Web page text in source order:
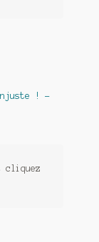
! -
cliquez